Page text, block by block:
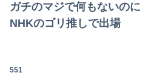
ガチのマジで何もないのに
NHKのゴリ推しで出場
551